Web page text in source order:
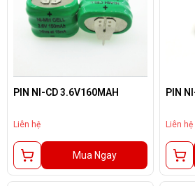
PIN NI-CD 3.6V160MAH
Liên hệ
Mua Ngay
Liên hệ